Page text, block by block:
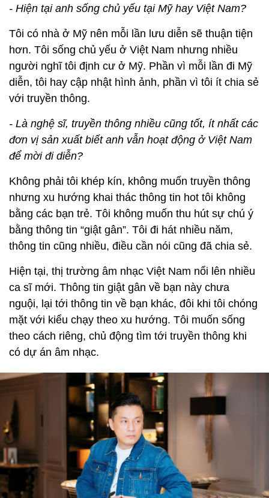
- Hiện tại anh sống chủ yếu tại Mỹ hay Việt Nam?
Tôi có nhà ở Mỹ nên mỗi lần lưu diễn sẽ thuận tiện
hơn. Tôi sống chủ yếu ở Việt Nam nhưng nhiều
người nghĩ tôi định cư ở Mỹ. Phần vì mỗi lần đi Mỹ
diễn, tôi hay cập nhật hình ảnh, phần vì tôi ít chia sẻ
với truyền thông.
- Là nghệ sĩ, truyền thông nhiều cũng tốt, ít nhất các
đơn vị sản xuất biết anh vẫn hoạt động ở Việt Nam
để mời đi diễn?
Không phải tôi khép kín, không muốn truyền thông
nhưng xu hướng khai thác thông tin hot tôi không
bằng các bạn trẻ. Tôi không muốn thu hút sự chú ý
bằng thông tin “giật gân”. Tôi đi hát nhiều năm,
thông tin cũng nhiều, điều cần nói cũng đã chia sẻ.
Hiện tại, thị trường âm nhạc Việt Nam nổi lên nhiều
ca sĩ mới. Thông tin giật gân về bạn này chưa
nguội, lại tới thông tin về bạn khác, đôi khi tôi chóng
mặt với kiểu chạy theo xu hướng. Tôi muốn sống
theo cách riêng, chủ động tìm tới truyền thông khi
có dự án âm nhạc.